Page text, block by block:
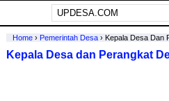
Home› Pemerintah Desa› Kepala Desa Dan
Kepala Desa dan Perangkat